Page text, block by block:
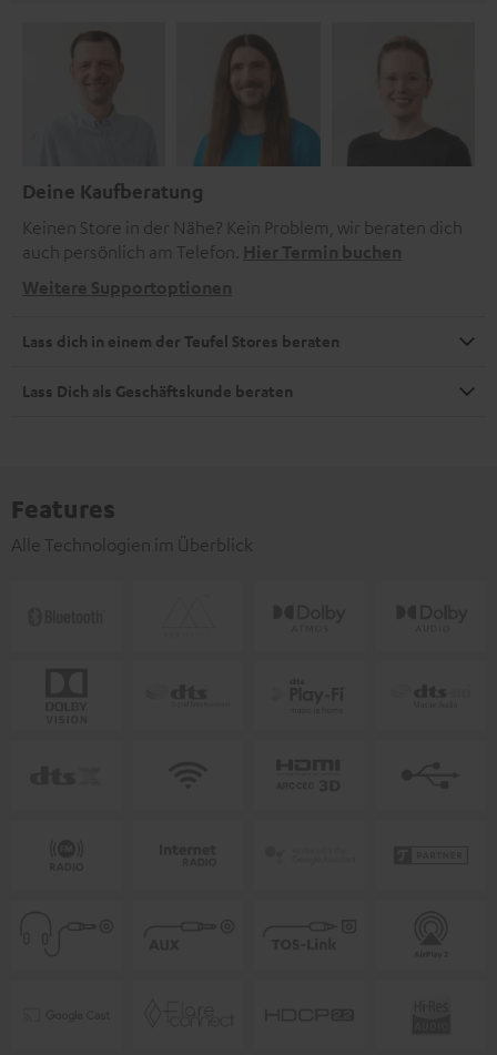
Deine Kaufberatung
Keinen Store in der Nähe? Kein Problem, wir beraten dich
auch persönlich am Telefon. Hier Termin buchen
Weitere Supportoptionen
Lass dich in einem der Teufel Stores beraten
Lass Dich als Geschäftskunde beraten
Features
Alle Technologien im Überblick